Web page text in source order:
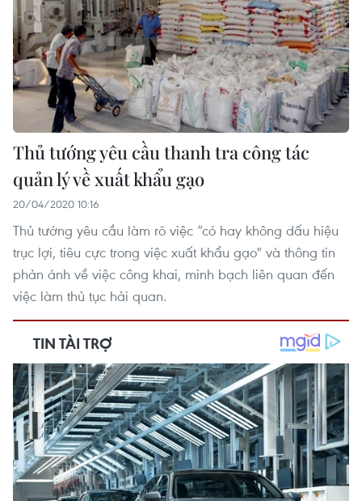
Thủ tướng yêu cầu thanh tra công tác
quản lý về xuất khẩu gạo
20/04/2020 10:16
Thủ tướng yêu cầu làm rõ việc “có hay không dấu hiệu
trục lợi, tiêu cực trong việc xuất khẩu gạo" và thông tin
phản ánh về việc công khai, minh bạch liên quan đến
việc làm thủ tục hải quan.